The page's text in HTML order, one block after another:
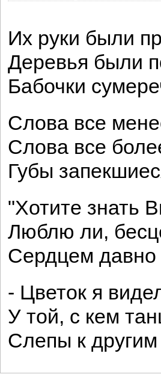
Их руки были
Деревья были
Бабочки
Слова все
Слова все
Губы
"Хотите знать
Люблю ли,
Сердцем давно
- Цветок я
У той, с кем
Слепы к